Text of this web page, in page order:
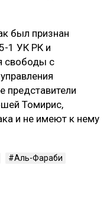
был признан
1 УК РК и
свободы с
представители
Томирис,
и не имеют к нему
Аль-Фараби